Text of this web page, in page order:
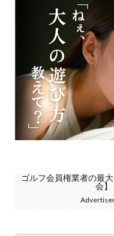
ゴルフ会員権業者の最
会】